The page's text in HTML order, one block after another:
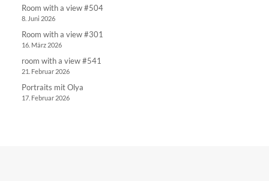
Room with a view #504
8. Juni 2026
Room with a view #301
16. März 2026
room with a view #541
21. Februar 2026
Portraits mit Olya
17. Februar 2026